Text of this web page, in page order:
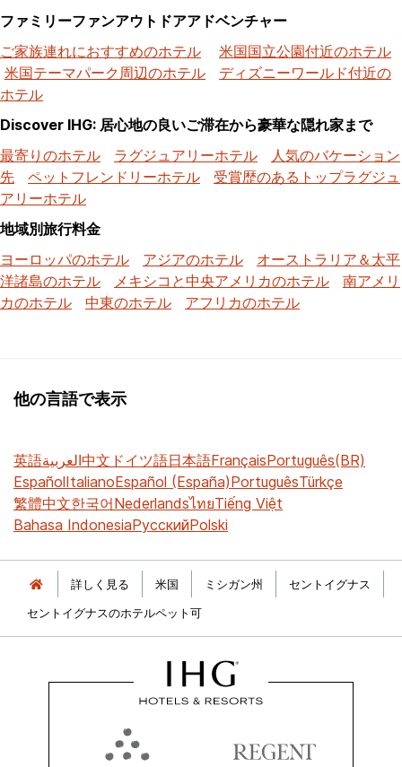
ファミリーファンアウトドアアドベンチャー
ご家族連れにおすすめのホテル
米国国立公園付近のホテル
米国テーマパーク周辺のホテル
ディズニーワールド付近の
ホテル
Discover IHG: 居心地の良いご滞在から豪華な隠れ家まで
最寄りのホテル
ラグジュアリーホテル
人気のバケーション
先
ペットフレンドリーホテル
受賞歴のあるトップラグジュ
アリーホテル
地域別旅行料金
ヨーロッパのホテル
アジアのホテル
オーストラリア＆太平
洋諸島のホテル
メキシコと中央アメリカのホテル
南アメリ
カのホテル
中東のホテル アフリカのホテル
他の言語で表示
英語العربية中文 ドイツ語日本語FrançaisPortuguês(BR)
EspañolItalianoEspañol (España)PortuguêsTürkçe
繁體中文한국어NederlandsไทยTiếng Việt
Bahasa IndonesiaРусскийPolski
詳しく見る 米国 ミシガン州
セントイグナス
セントイグナスのホテルペット可